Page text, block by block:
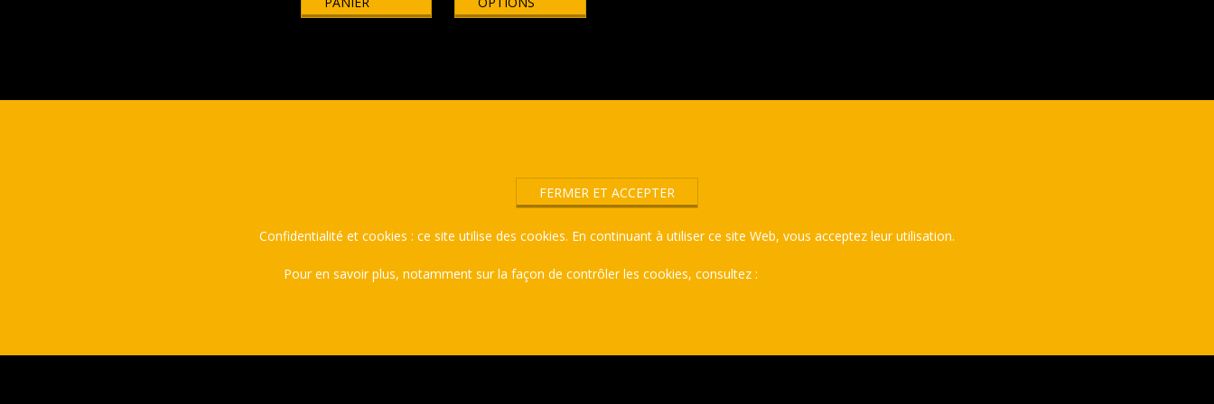
plusieurs
peuvent
la
page
du
produit
Confidentialité et cookies : ce site utilise des cookies. En continuant à utiliser ce site Web, vous acceptez leur utilisation.
Pour en savoir plus, notamment sur la façon de contrôler les cookies, consultez :